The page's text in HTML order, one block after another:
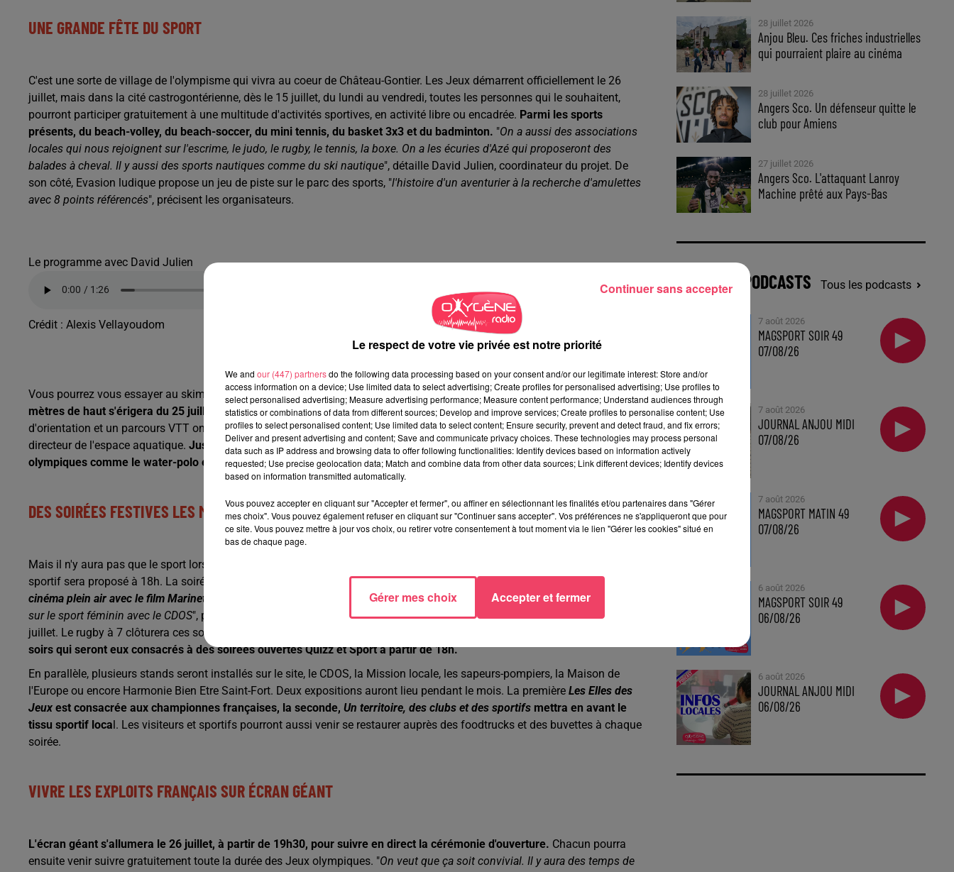
UNE GRANDE FÊTE DU SPORT
C'est une sorte de village de l'olympisme qui vivra au coeur de Château-Gontier. Les Jeux démarrent officiellement le 26
juillet, mais dans la cité castrogontérienne, dès le 15 juillet, du lundi au vendredi, toutes les personnes qui le souhaitent,
pourront participer gratuitement à une multitude d'activités sportives, en activité libre ou encadrée. Parmi les sports
présents, du beach-volley, du beach-soccer, du mini tennis, du basket 3x3 et du badminton. "On a aussi des associations
locales qui nous rejoignent sur l'escrime, le judo, le rugby, le tennis, la boxe. On a les écuries d'Azé qui proposeront des
balades à cheval. Il y aussi des sports nautiques comme du ski nautique", détaille David Julien, coordinateur du projet. De
son côté, Evasion ludique propose un jeu de piste sur le parc des sports, "l'histoire d'un aventurier à la recherche d'amulettes
avec 8 points référencés", précisent les organisateurs.
Le programme avec David Julien
Crédit : Alexis Vellayoudom
Vous pourrez vous essayer au skimboard, un sport de glisse, les 25, 26, 31 juillet et 1er août.Un rocher d'escalade de 8
mètres de haut s'érigera du 25 juillet au 1er août pour permettre aussi de s'initier à l'escalade.Un parcours de courses
d'orientation et un parcours VTT ont été pensés pour l'occasion. "Il sera accessible 24h/24 pour tout public", précise le
directeur de l'espace aquatique. Justement, à la piscine, il vous sera proposé des activités en lien avec les disciplines
olympiques comme le water-polo et le plongeon(ndlr prix d'entrée de la piscine).
DES SOIRÉES FESTIVES LES MARDIS ET JEUDIS
Mais il n'y aura pas que le sport lors de ce Club 2024, "
sportif sera proposé à 18h. La soirée se poursuivra avec une proposition culturelle. "On démarre le mardi 16 juillet par un
cinéma plein air avec le film Marinette sur le foot féminin proposé par Atmosphères 53.
Juste avant, on aura une conférence
sur le sport féminin avec le CDOS", précise David Julien. Puis le festival Quel Cirque ! s'emparera de la soirée du mardi 23
juillet. Le rugby à 7 clôturera ces soirées festives le 30 juillet. Si vous êtes plutôt culture générale,
soirs qui seront eux consacrés à des soirées ouvertes Quizz et Sport à partir de 18h.
En parallèle, plusieurs stands seront installés sur le site, le CDOS, la Mission locale, les sapeurs-pompiers, la Maison de
l'Europe ou encore Harmonie Bien Etre Saint-Fort. Deux expositions auront lieu pendant le mois. La première Les Elles des
Jeux est consacrée aux championnes françaises, la seconde, Un territoire, des clubs et des sportifs mettra en avant le
tissu sportif local. Les visiteurs et sportifs pourront aussi venir se restaurer auprès des foodtrucks et des buvettes à chaque
soirée.
VIVRE LES EXPLOITS FRANÇAIS SUR ÉCRAN GÉANT
L'écran géant s'allumera le 26 juillet, à partir de 19h30, pour suivre en direct la cérémonie d'ouverture. Chacun pourra
ensuite venir suivre gratuitement toute la durée des Jeux olympiques. "On veut que ça soit convivial. Il y aura des temps de
28 juillet 2026
Anjou Bleu. Ces friches industrielles
qui pourraient plaire au cinéma
28 juillet 2026
Angers Sco. Un défenseur quitte le
club pour Amiens
27 juillet 2026
Angers Sco. L'attaquant Lanroy
Machine prêté aux Pays-Bas
DERNIERS PODCASTS Tous les podcasts
7 août 2026
MAGSPORT SOIR 49
07/08/26
7 août 2026
JOURNAL ANJOU MIDI
07/08/26
7 août 2026
MAGSPORT MATIN 49
07/08/26
6 août 2026
MAGSPORT SOIR 49
06/08/26
6 août 2026
JOURNAL ANJOU MIDI
06/08/26
Le respect de votre vie privée est notre priorité
We and our (447) partnersdo the following data processing based on your consent and/or our legitimate interest: Store and/or
access information on a device; Use limited data to select advertising; Create profiles for personalised advertising; Use profiles to
select personalised advertising; Measure advertising performance; Measure content performance; Understand audiences through
statistics or combinations of data from different sources; Develop and improve services; Create profiles to personalise content; Use
profiles to select personalised content; Use limited data to select content; Ensure security, prevent and detect fraud, and fix errors;
Deliver and present advertising and content; Save and communicate privacy choices. These technologies may process personal
data such as IP address and browsing data to offer following functionalities: Identify devices based on information actively
requested; Use precise geolocation data; Match and combine data from other data sources; Link different devices; Identify devices
based on information transmitted automatically.
Vous pouvez accepter en cliquant sur "Accepter et fermer", ou affiner en sélectionnant les finalités et/ou partenaires dans "Gérer
mes choix". Vous pouvez également refuser en cliquant sur "Continuer sans accepter". Vos préférences ne s'appliqueront que pour
ce site. Vous pouvez mettre à jour vos choix, ou retirer votre consentement à tout moment via le lien "Gérer les cookies" situé en
bas de chaque page.
Gérer mes choix Accepter et fermer
Continuer sans accepter